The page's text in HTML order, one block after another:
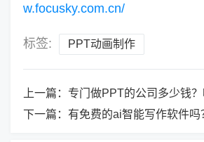
w.focusky.com.cn/
标签: PPT动画制作
上一篇： 专门做PPT的公司多少钱？
下一篇： 有免费的ai智能写作软件吗？试试